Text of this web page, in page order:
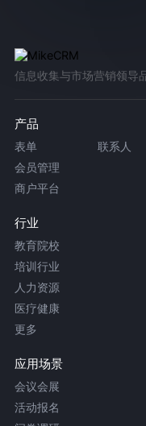
信息收集与市场营销领导
产品
表单 联系人
会员管理
商户平台
行业
教育院校
培训行业
人力资源
医疗健康
更多
应用场景
会议会展
活动报名